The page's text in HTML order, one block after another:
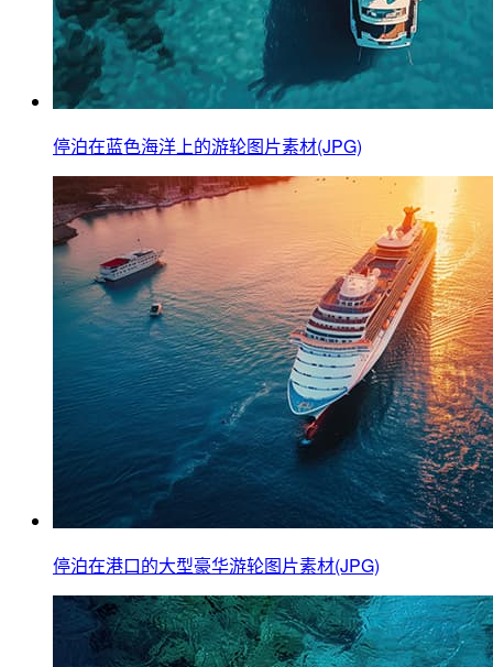
停泊在蓝色海洋上的游轮图片素材(JPG)
停泊在港口的大型豪华游轮图片素材(JPG)